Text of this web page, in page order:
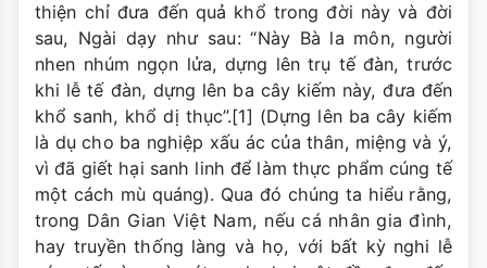
thiện chỉ đưa đến quả khổ trong đời này và đời
sau, Ngài dạy như sau: “Này Bà la môn, người
nhen nhúm ngọn lửa, dựng lên trụ tế đàn, trước
khi lễ tế đàn, dựng lên ba cây kiếm này, đưa đến
khổ sanh, khổ dị thục”.[1] (Dựng lên ba cây kiếm
là dụ cho ba nghiệp xấu ác của thân, miệng và ý,
vì đã giết hại sanh linh để làm thực phẩm cúng tế
một cách mù quáng). Qua đó chúng ta hiểu rằng,
trong Dân Gian Việt Nam, nếu cá nhân gia đình,
hay truyền thống làng và họ, với bất kỳ nghi lễ